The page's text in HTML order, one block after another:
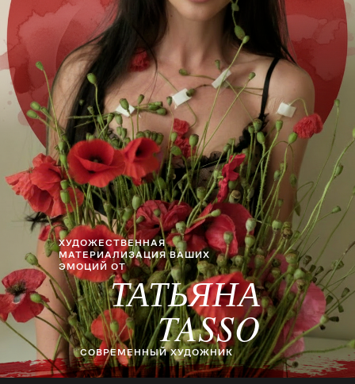
ХУДОЖЕСТВЕННАЯ
МАТЕРИАЛИЗАЦИЯ ВАШИХ
ЭМОЦИЙ ОТ
ТАТЬЯНА
TASSO
СОВРЕМЕННЫЙ ХУДОЖНИК